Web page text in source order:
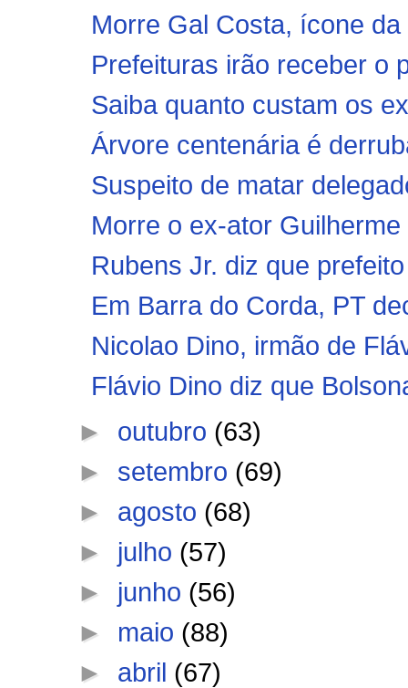
Morre Gal Costa, ícone
Prefeituras irão receber o
Saiba quanto custam os
Árvore centenária é
Suspeito de matar
Morre o ex-ator
Rubens Jr. diz que
Em Barra do Corda, PT
Nicolao Dino, irmão de
Flávio Dino diz que
► outubro (63)
► setembro (69)
► agosto (68)
► julho (57)
► junho (56)
► maio (88)
► abril (67)